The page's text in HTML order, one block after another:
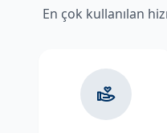
En çok kullanılan